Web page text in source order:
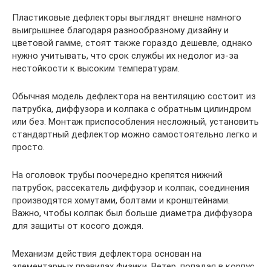
Пластиковые дефлекторы выглядят внешне намного
выигрышнее благодаря разнообразному дизайну и
цветовой гамме, стоят также гораздо дешевле, однако
нужно учитывать, что срок службы их недолог из-за
нестойкости к высоким температурам.
Обычная модель дефлектора на вентиляцию состоит из
патрубка, диффузора и колпака с обратным цилиндром
или без. Монтаж приспособления несложный, установить
стандартный дефлектор можно самостоятельно легко и
просто.
На оголовок трубы поочередно крепятся нижний
патрубок, рассекатель диффузор и колпак, соединения
производятся хомутами, болтами и кронштейнами.
Важно, чтобы колпак был больше диаметра диффузора
для защиты от косого дождя.
Механизм действия дефлектора основан на